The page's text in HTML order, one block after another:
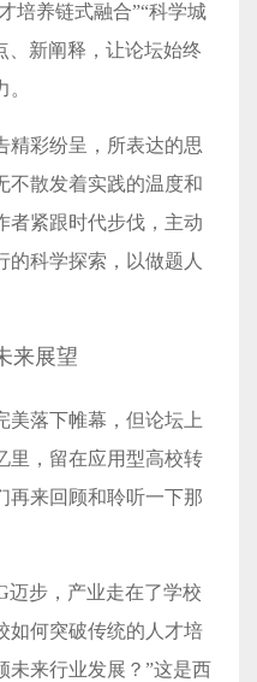
培养链式融合”“科学城
、新阐释，让论坛始终
精彩纷呈，所表达的思
不散发着实践的温度和
者紧跟时代步伐，主动
的科学探索，以做题人
来展望
美落下帷幕，但论坛上
里，留在应用型高校转
再来回顾和聆听一下那
迈步，产业走在了学校
如何突破传统的人才培
未来行业发展？”这是西